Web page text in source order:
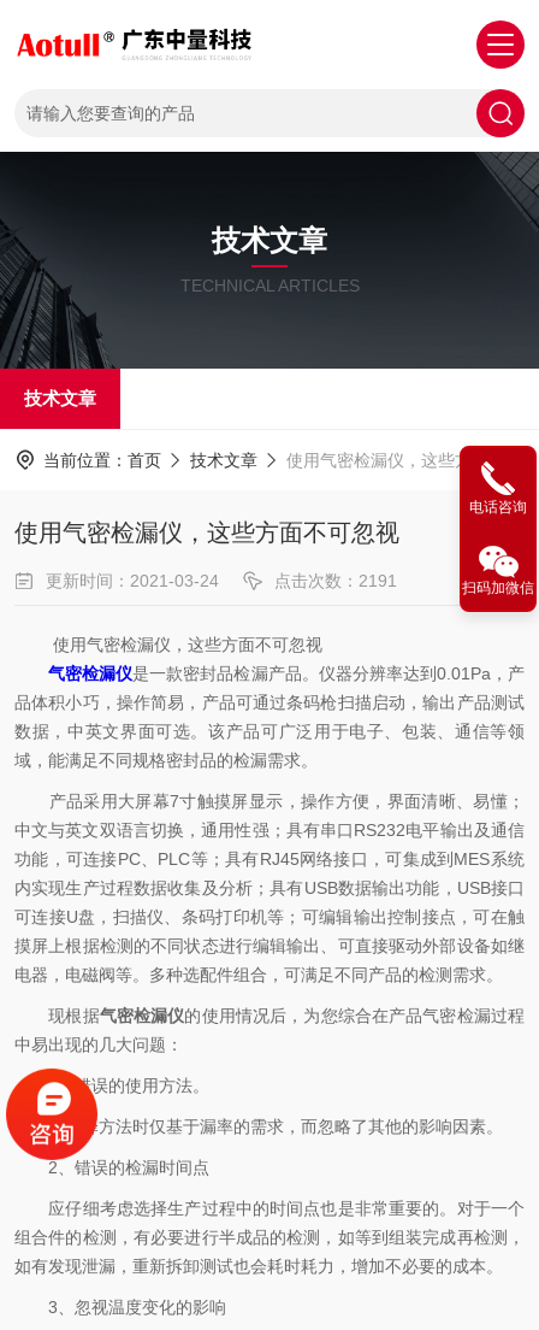
技术文章
TECHNICAL ARTICLES
技术文章
当前位置： 首页 技术文章 使用气密检漏仪，这些方面不可忽视
使用气密检漏仪，这些方面不可忽视
更新时间：2021-03-24 点击次数：2191
使用气密检漏仪，这些方面不可忽视
气密检漏仪是一款密封品检漏产品。仪器分辨率达到0.01Pa，产
品体积小巧，操作简易，产品可通过条码枪扫描启动，输出产品测试
数据，中英文界面可选。该产品可广泛用于电子、包装、通信等领
域，能满足不同规格密封品的检漏需求。
产品采用大屏幕7寸触摸屏显示，操作方便，界面清晰、易懂；
中文与英文双语言切换，通用性强；具有串口RS232电平输出及通信
功能，可连接PC、PLC等；具有RJ45网络接口，可集成到MES系统
内实现生产过程数据收集及分析；具有USB数据输出功能，USB接口
可连接U盘，扫描仪、条码打印机等；可编辑输出控制接点，可在触
摸屏上根据检测的不同状态进行编辑输出、可直接驱动外部设备如继
电器，电磁阀等。多种选配件组合，可满足不同产品的检测需求。
现根据气密检漏仪的使用情况后，为您综合在产品气密检漏过程
中易出现的几大问题：
1、错误的使用方法。
在选择方法时仅基于漏率的需求，而忽略了其他的影响因素。
2、错误的检漏时间点
应仔细考虑选择生产过程中的时间点也是非常重要的。对于一个
组合件的检测，有必要进行半成品的检测，如等到组装完成再检测，
如有发现泄漏，重新拆卸测试也会耗时耗力，增加不必要的成本。
3、忽视温度变化的影响
电话咨询
扫码加微信